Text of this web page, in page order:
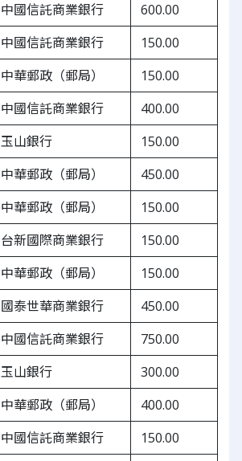
中國信託商業銀行
600.00
中國信託商業銀行
150.00
中華郵政（郵局）
150.00
中國信託商業銀行
400.00
玉山銀行
150.00
中華郵政（郵局）
450.00
中華郵政（郵局）
150.00
台新國際商業銀行
150.00
中華郵政（郵局）
150.00
國泰世華商業銀行
450.00
中國信託商業銀行
750.00
玉山銀行
300.00
中華郵政（郵局）
400.00
中國信託商業銀行
150.00